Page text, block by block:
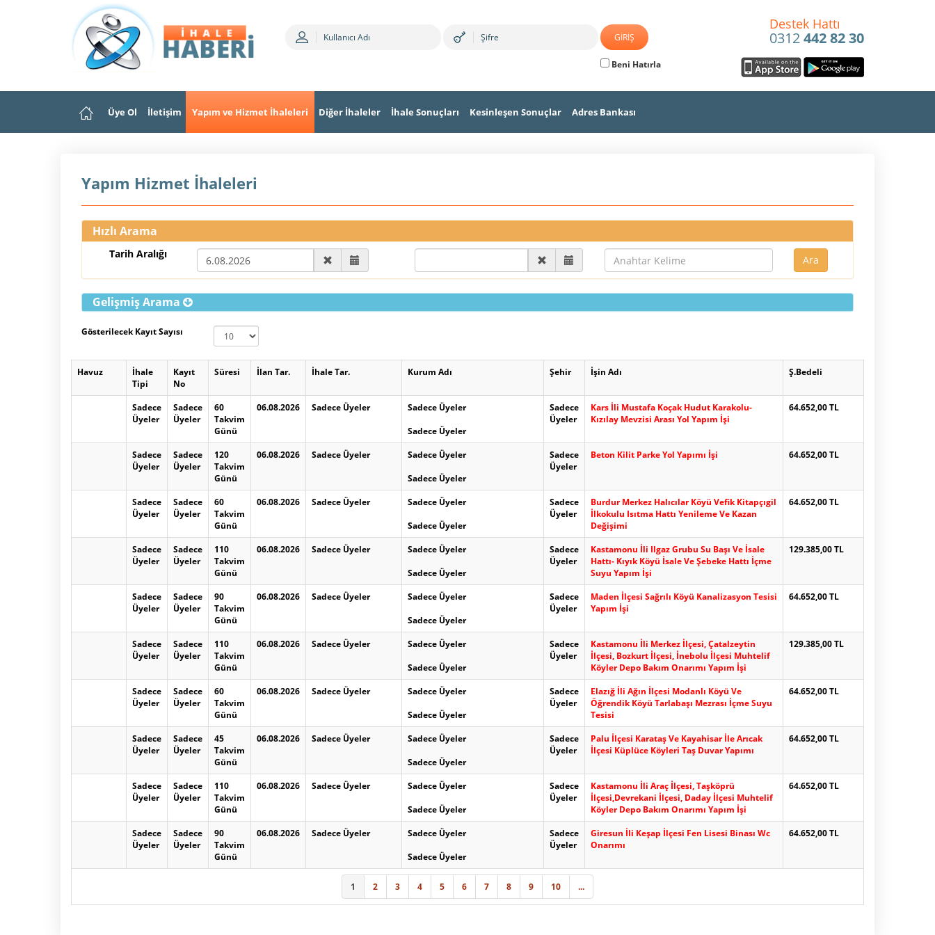
Beni Hatırla
Destek Hattı
0312442 82 30
Üye Ol İletişim Yapım ve Hizmet İhaleleri Diğer İhaleler İhale Sonuçları Kesinleşen Sonuçlar Adres Bankası
Yapım Hizmet İhaleleri
Hızlı Arama
Tarih Aralığı
Gelişmiş Arama
Gösterilecek Kayıt Sayısı
Havuz
İhale
Tipi
Kayıt
No
Süresi İlan Tar. İhale Tar. Kurum Adı Şehir İşin Adı Ş.Bedeli
Sadece
Üyeler
Sadece
Üyeler
60
Takvim
Günü
06.08.2026 Sadece Üyeler
Sadece Üyeler
Sadece Üyeler
Sadece
Üyeler
Kars İli Mustafa Koçak Hudut Karakolu-
Kızılay Mevzisi Arası Yol Yapım İşi
64.652,00 TL
Sadece
Üyeler
Sadece
Üyeler
120
Takvim
Günü
06.08.2026 Sadece Üyeler
Sadece Üyeler
Sadece Üyeler
Sadece
Üyeler
Beton Kilit Parke Yol Yapımı İşi 64.652,00 TL
Sadece
Üyeler
Sadece
Üyeler
60
Takvim
Günü
06.08.2026 Sadece Üyeler
Sadece Üyeler
Sadece Üyeler
Sadece
Üyeler
Burdur Merkez Halıcılar Köyü Vefik Kitapçıgil
İlkokulu Isıtma Hattı Yenileme Ve Kazan
Değişimi
64.652,00 TL
Sadece
Üyeler
Sadece
Üyeler
110
Takvim
Günü
06.08.2026 Sadece Üyeler
Sadece Üyeler
Sadece Üyeler
Sadece
Üyeler
Kastamonu İli Ilgaz Grubu Su Başı Ve İsale
Hattı- Kıyık Köyü İsale Ve Şebeke Hattı İçme
Suyu Yapım İşi
129.385,00 TL
Sadece
Üyeler
Sadece
Üyeler
90
Takvim
Günü
06.08.2026 Sadece Üyeler
Sadece Üyeler
Sadece Üyeler
Sadece
Üyeler
Maden İlçesi Sağrılı Köyü Kanalizasyon Tesisi
Yapım İşi
64.652,00 TL
Sadece
Üyeler
Sadece
Üyeler
110
Takvim
Günü
06.08.2026 Sadece Üyeler
Sadece Üyeler
Sadece Üyeler
Sadece
Üyeler
Kastamonu İli Merkez İlçesi, Çatalzeytin
İlçesi, Bozkurt İlçesi, İnebolu İlçesi Muhtelif
Köyler Depo Bakım Onarımı Yapım İşi
129.385,00 TL
Sadece
Üyeler
Sadece
Üyeler
60
Takvim
Günü
06.08.2026 Sadece Üyeler
Sadece Üyeler
Sadece Üyeler
Sadece
Üyeler
Elazığ İli Ağın İlçesi Modanlı Köyü Ve
Öğrendik Köyü Tarlabaşı Mezrası İçme Suyu
Tesisi
64.652,00 TL
Sadece
Üyeler
Sadece
Üyeler
45
Takvim
Günü
06.08.2026 Sadece Üyeler
Sadece Üyeler
Sadece Üyeler
Sadece
Üyeler
Palu İlçesi Karataş Ve Kayahisar İle Arıcak
İlçesi Küplüce Köyleri Taş Duvar Yapımı
64.652,00 TL
Sadece
Üyeler
Sadece
Üyeler
110
Takvim
Günü
06.08.2026 Sadece Üyeler
Sadece Üyeler
Sadece Üyeler
Sadece
Üyeler
Kastamonu İli Araç İlçesi, Taşköprü
İlçesi,Devrekani İlçesi, Daday İlçesi Muhtelif
Köyler Depo Bakım Onarımı Yapım İşi
64.652,00 TL
Sadece
Üyeler
Sadece
Üyeler
90
Takvim
Günü
06.08.2026 Sadece Üyeler
Sadece Üyeler
Sadece Üyeler
Sadece
Üyeler
Giresun İli Keşap İlçesi Fen Lisesi Binası Wc
Onarımı
64.652,00 TL
1 2 3 4 5 6 7 8 9 10 ...